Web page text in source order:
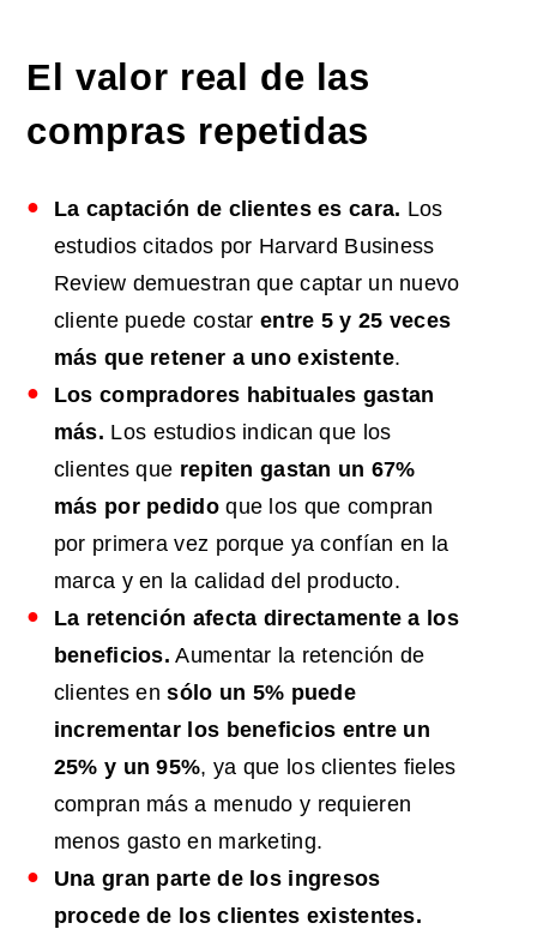
El valor real de las
compras repetidas
La captación de clientes es cara. Los
estudios citados por Harvard Business
Review demuestran que captar un nuevo
cliente puede costar entre 5 y 25 veces
más que retener a uno existente.
Los compradores habituales gastan
más. Los estudios indican que los
clientes que repiten gastan un 67%
más por pedidoque los que compran
por primera vez porque ya confían en la
marca y en la calidad del producto.
La retención afecta directamente a los
beneficios. Aumentar la retención de
clientes ensólo un 5% puede
incrementar los beneficios entre un
25% y un 95%, ya que los clientes fieles
compran más a menudo y requieren
menos gasto en marketing.
Una gran parte de los ingresos
procede de los clientes existentes.